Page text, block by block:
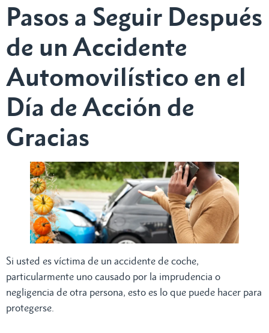
Pasos a Seguir Después
de un Accidente
Automovilístico en el
Día de Acción de
Gracias
Si usted es víctima de un accidente de coche,
particularmente uno causado por la imprudencia o
negligencia de otra persona, esto es lo que puede hacer para
protegerse.